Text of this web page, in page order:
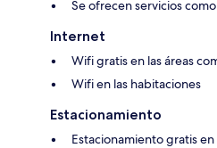
Se ofrecen servicios
Internet
Wifi gratis en las áreas
Wifi en las habitaciones
Estacionamiento
Estacionamiento gratis en